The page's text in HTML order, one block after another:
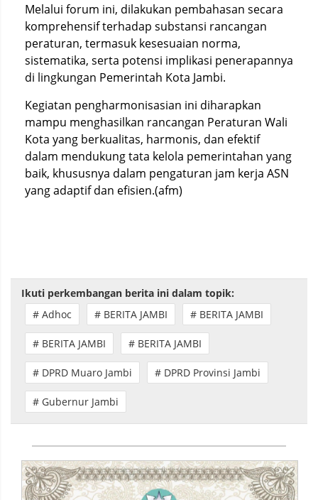
Melalui forum ini, dilakukan pembahasan secara
komprehensif terhadap substansi rancangan
peraturan, termasuk kesesuaian norma,
sistematika, serta potensi implikasi penerapannya
di lingkungan Pemerintah Kota Jambi.
Kegiatan pengharmonisasian ini diharapkan
mampu menghasilkan rancangan Peraturan Wali
Kota yang berkualitas, harmonis, dan efektif
dalam mendukung tata kelola pemerintahan yang
baik, khususnya dalam pengaturan jam kerja ASN
yang adaptif dan efisien.(afm)
Ikuti perkembangan berita ini dalam topik:
# Adhoc
# BERITA JAMBI # BERITA JAMBI
# BERITA JAMBI # BERITA JAMBI
# DPRD Muaro Jambi # DPRD Provinsi Jambi
# Gubernur Jambi